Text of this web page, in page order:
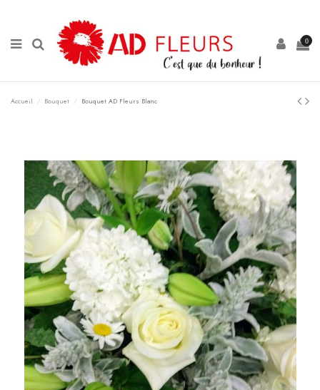
0
Accueil Bouquet Bouquet AD Fleurs Blanc